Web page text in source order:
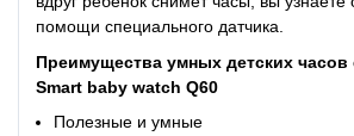
помощи специального датчика.
Преимущества умных детских часов
Smart baby watch Q60
Полезные и умные